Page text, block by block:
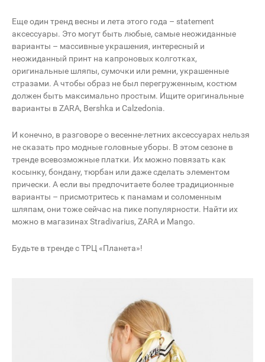
Еще один тренд весны и лета этого года – statement
аксессуары. Это могут быть любые, самые неожиданные
варианты – массивные украшения, интересный и
неожиданный принт на капроновых колготках,
оригинальные шляпы, сумочки или ремни, украшенные
стразами. А чтобы образ не был перегруженным, костюм
должен быть максимально простым. Ищите оригинальные
варианты в ZARA, Bershka и Сalzedonia.
И конечно, в разговоре о весенне-летних аксессуарах нельзя
не сказать про модные головные уборы. В этом сезоне в
тренде всевозможные платки. Их можно повязать как
косынку, бондану, тюрбан или даже сделать элементом
прически. А если вы предпочитаете более традиционные
варианты – присмотритесь к панамам и соломенным
шляпам, они тоже сейчас на пике популярности. Найти их
можно в магазинах Stradivarius, ZARA и Mango.
Будьте в тренде с ТРЦ «Планета»!